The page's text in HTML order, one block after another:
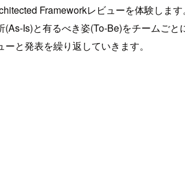
Frameworkレビューを体験しま
Is)と有るべき姿(To-Be)をチームご
と発表を繰り返していきます。